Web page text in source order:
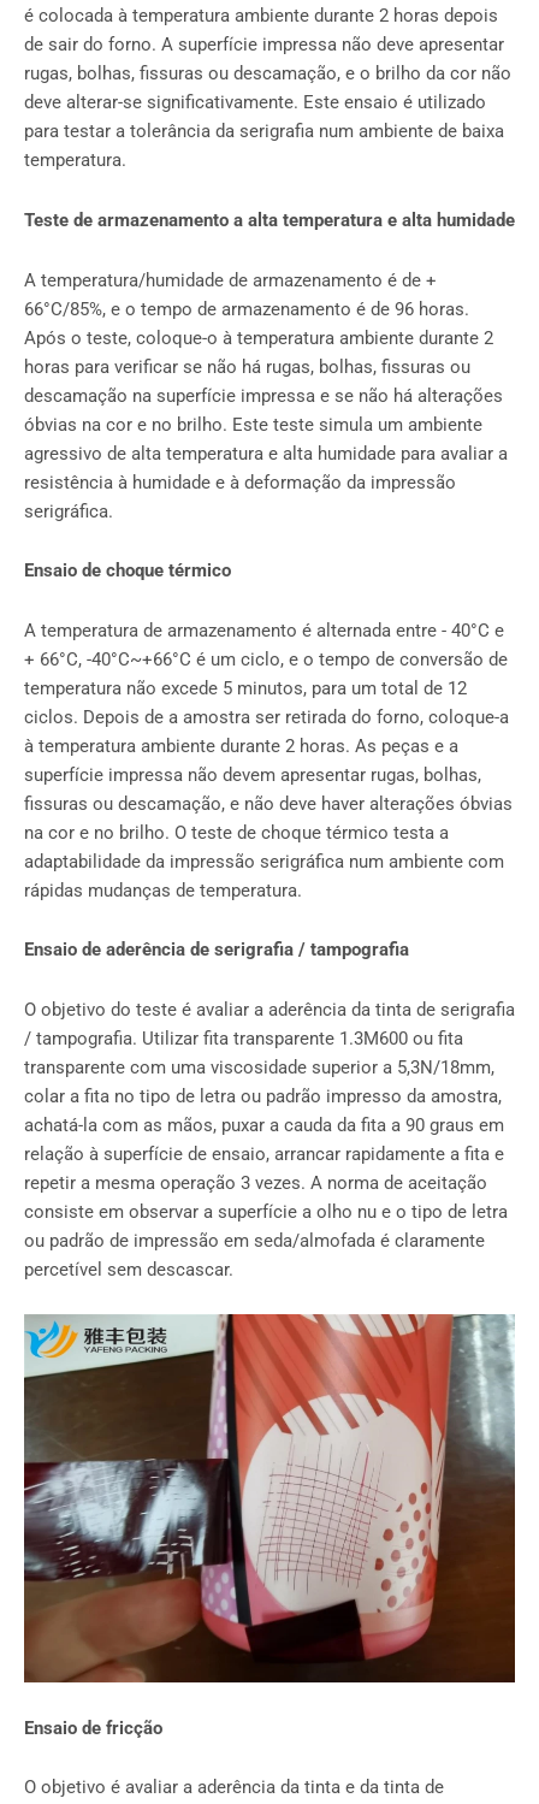
é colocada à temperatura ambiente durante 2 horas depois
de sair do forno. A superfície impressa não deve apresentar
rugas, bolhas, fissuras ou descamação, e o brilho da cor não
deve alterar-se significativamente. Este ensaio é utilizado
para testar a tolerância da serigrafia num ambiente de baixa
temperatura.
Teste de armazenamento a alta temperatura e alta humidade
A temperatura/humidade de armazenamento é de +
66°C/85%, e o tempo de armazenamento é de 96 horas.
Após o teste, coloque-o à temperatura ambiente durante 2
horas para verificar se não há rugas, bolhas, fissuras ou
descamação na superfície impressa e se não há alterações
óbvias na cor e no brilho. Este teste simula um ambiente
agressivo de alta temperatura e alta humidade para avaliar a
resistência à humidade e à deformação da impressão
serigráfica.
Ensaio de choque térmico
A temperatura de armazenamento é alternada entre - 40°C e
+ 66°C, -40°C~+66°C é um ciclo, e o tempo de conversão de
temperatura não excede 5 minutos, para um total de 12
ciclos. Depois de a amostra ser retirada do forno, coloque-a
à temperatura ambiente durante 2 horas. As peças e a
superfície impressa não devem apresentar rugas, bolhas,
fissuras ou descamação, e não deve haver alterações óbvias
na cor e no brilho. O teste de choque térmico testa a
adaptabilidade da impressão serigráfica num ambiente com
rápidas mudanças de temperatura.
Ensaio de aderência de serigrafia / tampografia
O objetivo do teste é avaliar a aderência da tinta de serigrafia
/ tampografia. Utilizar fita transparente 1.3M600 ou fita
transparente com uma viscosidade superior a 5,3N/18mm,
colar a fita no tipo de letra ou padrão impresso da amostra,
achatá-la com as mãos, puxar a cauda da fita a 90 graus em
relação à superfície de ensaio, arrancar rapidamente a fita e
repetir a mesma operação 3 vezes. A norma de aceitação
consiste em observar a superfície a olho nu e o tipo de letra
ou padrão de impressão em seda/almofada é claramente
percetível sem descascar.
Ensaio de fricção
O objetivo é avaliar a aderência da tinta e da tinta de